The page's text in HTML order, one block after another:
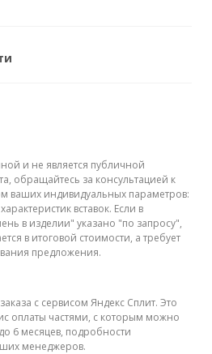
и не является публичной
обращайтесь за консультацией к
ваших индивидуальных параметров:
вставок. Если в
в изделии" указано "по запросу",
в итоговой стоимости, а требует
предложения.
с сервисом Яндекс Сплит. Это
оплаты частями, с которым можно
6 месяцев, подробности
менеджеров.